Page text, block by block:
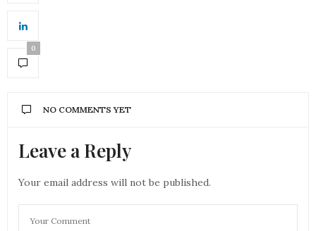
0
NO COMMENTS YET
Leave a Reply
Your email address will not be published.